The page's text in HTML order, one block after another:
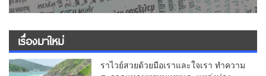
เรื่องมาใหม่
ราไวย์สวยด้วยมือเราและใจเรา ทำความ